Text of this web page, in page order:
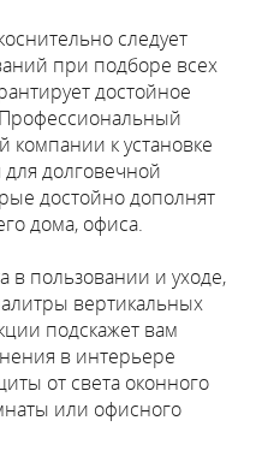
следует
при подборе всех
достойное
к установке
для долговечной
достойно дополнят
дома, офиса.
в пользовании и уходе,
вертикальных
подскажет вам
в интерьере
от света оконного
или офисного